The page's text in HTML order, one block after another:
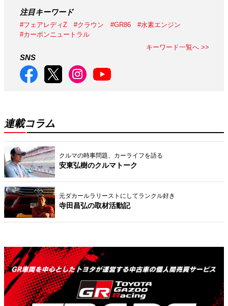
注目キーワード
#フェアレディZ #クラウン #GR86
#水素エンジン
#カーボンニュートラル
キーワード一覧へ >>
SNS
連載コラム
クルマの時事問題、カーライフを語る
安東弘樹のクルマトーク
元ダカールラリーストにしてランクル好き
寺田昌弘の取材活動記